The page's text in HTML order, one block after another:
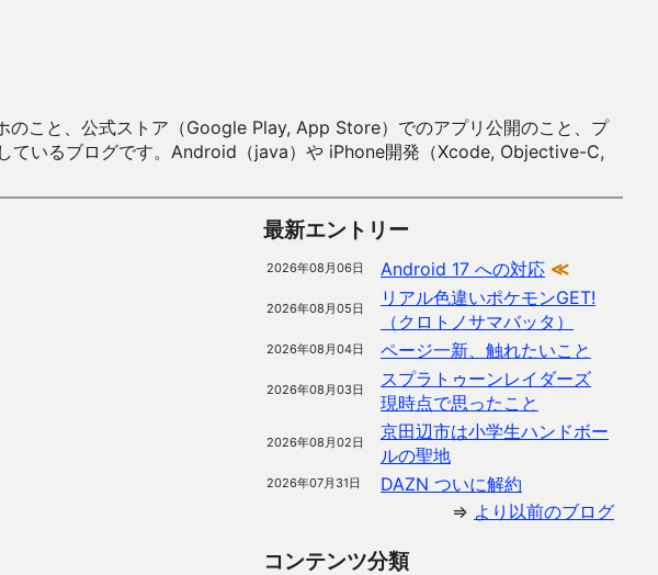
こと、公式ストア（Google Play, App Store）でのアプリ公開のこと、プ
ているブログです。Android（java）や iPhone開発（Xcode, Objective-C,
最新エントリー
2026年08月06日 Android 17 への対応 ≪
2026年08月05日
リアル色違いポケモンGET!
（クロトノサマバッタ）
2026年08月04日 ページ一新、触れたいこと
2026年08月03日
スプラトゥーンレイダーズ
現時点で思ったこと
2026年08月02日
京田辺市は小学生ハンドボー
ルの聖地
2026年07月31日
DAZN ついに解約
⇒ より以前のブログ
コンテンツ分類